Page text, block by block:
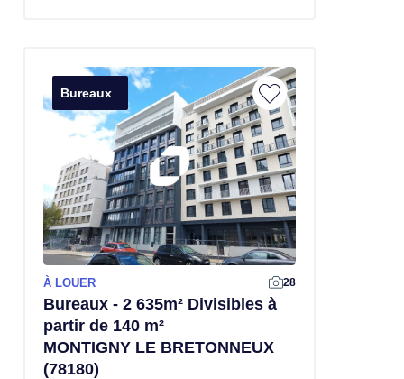
Bureaux
À LOUER 28
Bureaux - 2 635m² Divisibles à
partir de 140 m²
MONTIGNY LE BRETONNEUX
(78180)